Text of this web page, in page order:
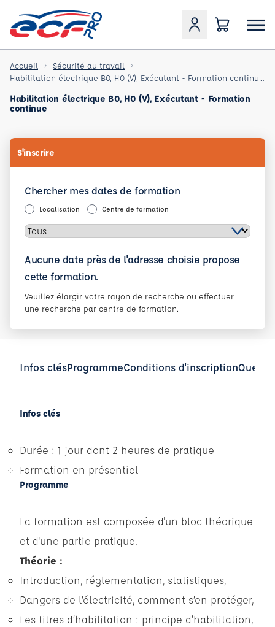
Accueil
Sécurité au travail
Habilitation électrique B0, H0 (V), Exécutant - Formation
continue
S'inscrire
Chercher mes dates de formation
Localisation Centre de formation
Aucune date près de l'adresse choisie propose
cette formation.
Veuillez élargir votre rayon de recherche ou effectuer
une recherche par centre de formation.
Infos clésProgrammeConditions d'inscription
Infos clés
Durée : 1 jour dont 2 heures de pratique
Formation en présentiel
Programme
La formation est composée d'un bloc théorique
et d'une partie pratique.
Théorie :
Introduction, réglementation, statistiques,
Dangers de l’électricité, comment s’en protéger,
Les titres d’habilitation : principe d’habilitation,